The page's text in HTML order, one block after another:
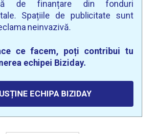
de finanțare din fonduri
Spațiile de publicitate sunt
neinvazivă.
ce facem, poți contribui tu
echipei Biziday.
ECHIPA BIZIDAY